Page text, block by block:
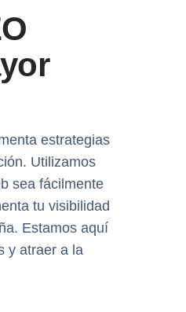
estrategias
Utilizamos
sea fácilmente
tu visibilidad
Estamos aquí
y atraer a la